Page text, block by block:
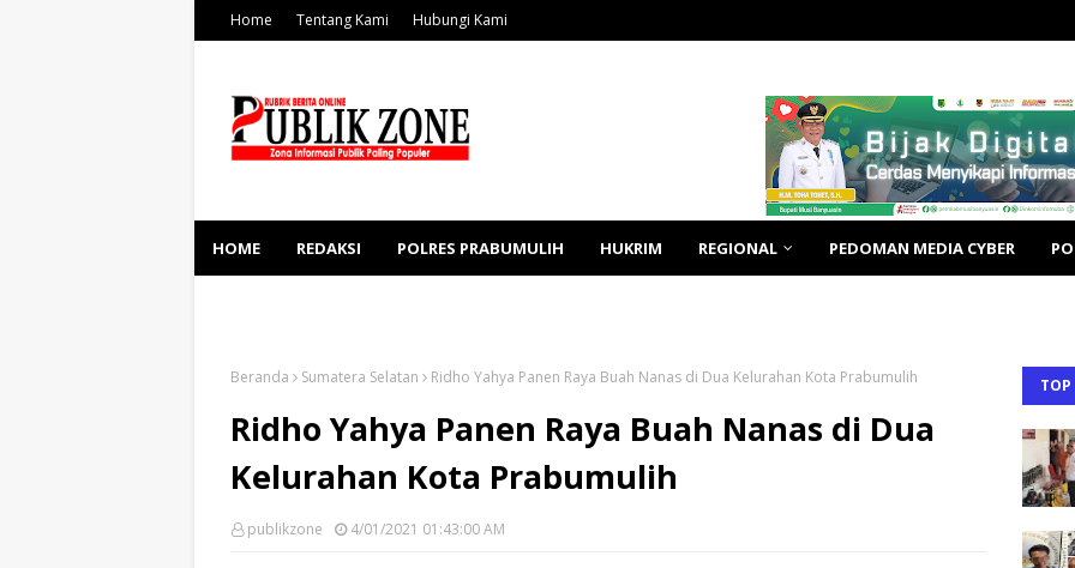
Home Tentang Kami Hubungi Kami
HOME REDAKSI POLRES PRABUMULIH HUKRIM REGIONAL PEDOMAN MEDIA CYBER
Beranda Sumatera Selatan Ridho Yahya Panen Raya Buah Nanas di Dua Kelurahan Kota Prabumulih
Ridho Yahya Panen Raya Buah Nanas di Dua
Kelurahan Kota Prabumulih
publikzone 4/01/2021 01:43:00 AM